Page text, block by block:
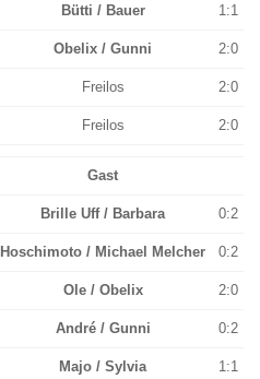
Bütti / Bauer 1:1
Obelix / Gunni 2:0
Freilos 2:0
Freilos 2:0
Gast
Brille Uff / Barbara 0:2
Hoschimoto / Michael Melcher 0:2
Ole / Obelix 2:0
André / Gunni 0:2
Majo / Sylvia 1:1